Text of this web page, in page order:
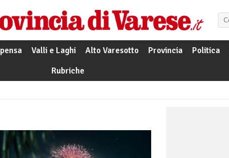
Valli e Laghi Alto Varesotto Provincia Politica
Rubriche